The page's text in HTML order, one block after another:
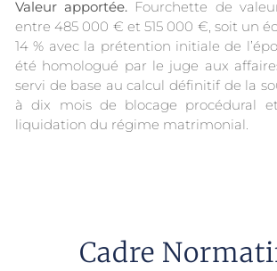
Valeur apportée. Fourchette de
entre 485 000 € et 515 000 €, soit un
14 % avec la prétention initiale de
été homologué par le juge aux
servi de base au calcul définitif de la
à dix mois de blocage procédural
liquidation du régime matrimonial.
Cadre